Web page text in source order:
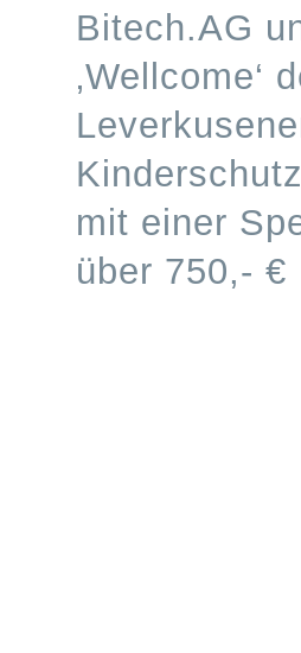
Bitech.AG
‚Wellcome‘
mit einer
über 750,- €